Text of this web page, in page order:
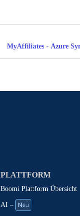
MyAffiliates - Azure
PLATTFORM
Boomi Plattform Übersicht
AI – Neu